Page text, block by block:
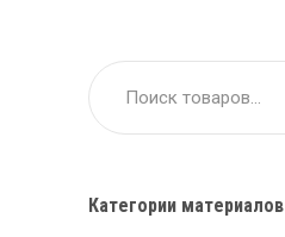
Категории материалов